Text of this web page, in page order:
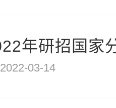
年研招国家
2022-03-14